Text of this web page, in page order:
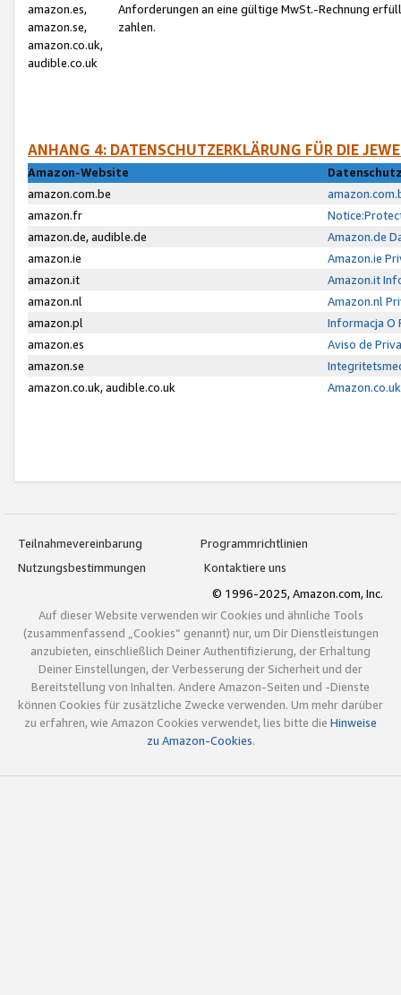
amazon.es,
amazon.se,
amazon.co.uk,
audible.co.uk
Anforderungen an eine gültige MwSt.-Rechnung
zahlen.
ANHANG 4: DATENSCHUTZERKLÄRUNG FÜR DIE
Amazon-Website
amazon.com.be
amazon.fr
amazon.de, audible.de
Amazon.de
amazon.ie
Amazon.ie
amazon.it
Amazon.it
amazon.nl
Amazon.nl
amazon.pl
Informacja O
amazon.es
Aviso de
amazon.se
amazon.co.uk, audible.co.uk
Teilnahmevereinbarung
Programmrichtlinien
Nutzungsbestimmungen
Kontaktiere uns
© 1996-2025, Amazon.com, Inc.
Auf dieser Website verwenden wir Cookies und ähnliche Tools
(zusammenfassend „Cookies“ genannt) nur, um Dir Dienstleistungen
anzubieten, einschließlich Deiner Authentifizierung, der Erhaltung
Deiner Einstellungen, der Verbesserung der Sicherheit und der
Bereitstellung von Inhalten. Andere Amazon-Seiten und -Dienste
können Cookies für zusätzliche Zwecke verwenden. Um mehr darüber
zu erfahren, wie Amazon Cookies verwendet, lies bitte die Hinweise
zu Amazon-Cookies.